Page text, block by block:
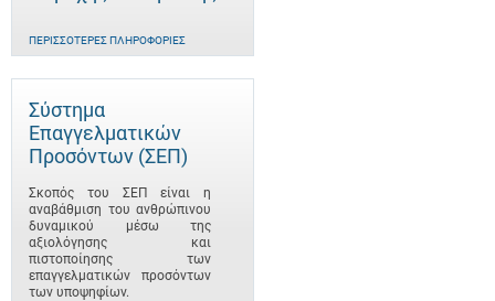
ΠΕΡΙΣΣΌΤΕΡΕΣ ΠΛΗΡΟΦΟΡΊΕΣ
Σύστημα
Επαγγελματικών
Προσόντων (ΣΕΠ)
Σκοπός του ΣΕΠ είναι η
αναβάθμιση του ανθρώπινου
δυναμικού μέσω της
αξιολόγησης και
πιστοποίησης των
επαγγελματικών προσόντων
των υποψηφίων.